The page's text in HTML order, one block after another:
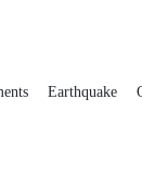
Earthquake